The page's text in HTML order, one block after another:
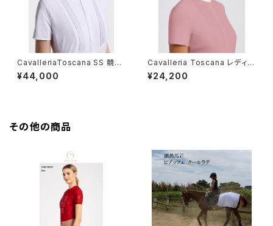
CavalleriaToscana SS 競技
用シャツ CAD098JF024
¥44,000
Cavalleria Toscana レディー
スSSシャツ CAD267 JE233.
¥24,200
その他の商品